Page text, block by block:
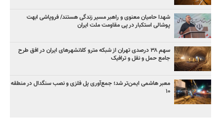
شهدا حامیان معنوی و راهبر مسیر زندگی هستند/ فروپاشی ابهت
پوشالی استکبار در پی مقاومت ملت ایران
سهم ۳۸ درصدی تهران از شبکه مترو کلانشهرهای ایران در افق طرح
جامع حمل و نقل و ترافیک
معبر هاشمی ایمن‌تر شد؛ جمع‌آوری پل فلزی و نصب سنگدال در منطقه
۱۰